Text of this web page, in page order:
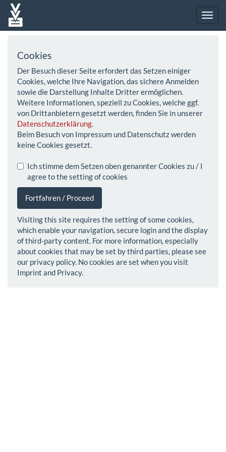
Cookies
Der Besuch dieser Seite erfordert das Setzen einiger
Cookies, welche Ihre Navigation, das sichere Anmelden
sowie die Darstellung Inhalte Dritter ermöglichen.
Weitere Informationen, speziell zu Cookies, welche ggf.
von Drittanbietern gesetzt werden, finden Sie in unserer
Datenschutzerklärung.
Beim Besuch von Impressum und Datenschutz werden
keine Cookies gesetzt.
Ich stimme dem Setzen oben genannter Cookies zu / I
agree to the setting of cookies
Fortfahren / Proceed
Visiting this site requires the setting of some cookies,
which enable your navigation, secure login and the display
of third-party content. For more information, especially
about cookies that may be set by third parties, please see
our privacy policy. No cookies are set when you visit
Imprint and Privacy.